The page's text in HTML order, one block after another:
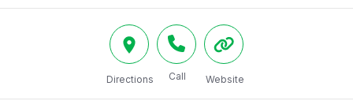
Directions Call Website